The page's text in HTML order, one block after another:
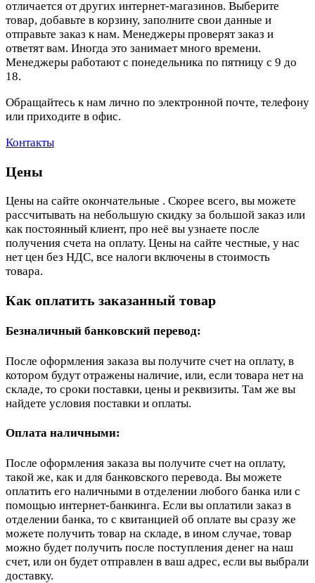
отличается от других интернет-магазинов. Выберите
товар, добавьте в корзину, заполните свои данные и
отправьте заказ к нам. Менеджеры проверят заказ и
ответят вам. Иногда это занимает много времени.
Менеджеры работают с понедельника по пятницу с 9 до
18.
Обращайтесь к нам лично по электронной почте, телефону
или приходите в офис.
Контакты
Цены
Цены на сайте окончательные . Скорее всего, вы можете
рассчитывать на небольшую скидку за большой заказ или
как постоянный клиент, про неё вы узнаете после
получения счета на оплату. Цены на сайте честные, у нас
нет цен без НДС, все налоги включены в стоимость
товара.
Как оплатить заказанный товар
Безналичный банковский перевод:
После оформления заказа вы получите счет на оплату, в
котором будут отражены наличие, или, если товара нет на
складе, то сроки поставки, цены и реквизиты. Там же вы
найдете условия поставки и оплаты.
Оплата наличными:
После оформления заказа вы получите счет на оплату,
такой же, как и для банковского перевода. Вы можете
оплатить его наличными в отделении любого банка или с
помощью интернет-банкинга. Если вы оплатили заказ в
отделении банка, то с квитанцией об оплате вы сразу же
можете получить товар на складе, в ином случае, товар
можно будет получить после поступления денег на наш
счет, или он будет отправлен в ваш адрес, если вы выбрали
доставку.